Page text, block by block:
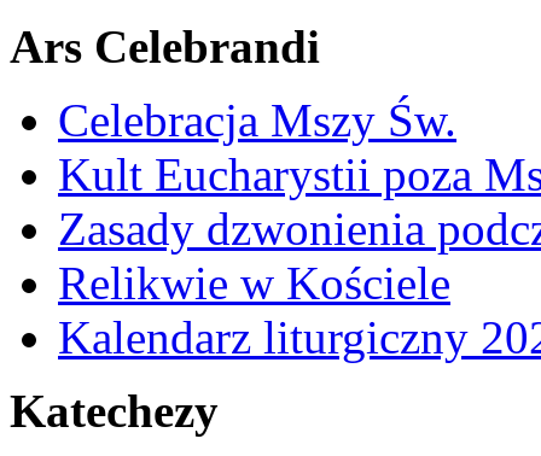
Ars Celebrandi
Celebracja Mszy Św.
Kult Eucharystii poza
Zasady dzwonienia
Relikwie w Kościele
Kalendarz liturgiczny
Katechezy